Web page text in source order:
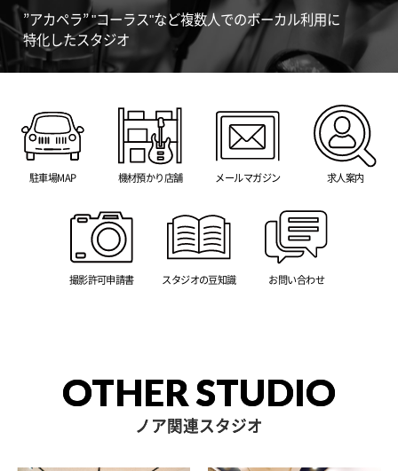
”アカペラ” "コーラス"など複数人でのボーカル利用に
特化したスタジオ
駐車場MAP 機材預かり店舗 メールマガジン 求人案内
撮影許可申請書 スタジオの豆知識 お問い合わせ
OTHER STUDIO
ノア関連スタジオ